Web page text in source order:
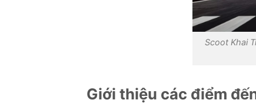
Scoot Khai
Giới thiệu các điểm